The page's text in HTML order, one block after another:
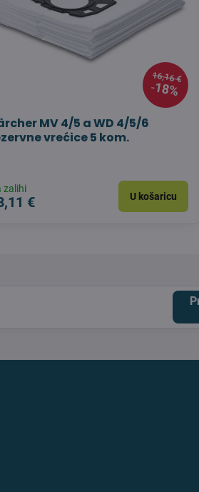
16,16 €
18%
MV 4/5 a WD 4/5/6
vrećice 5 kom.
zalihi
€ U košaricu